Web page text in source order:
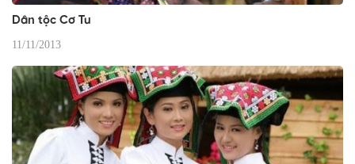
Dân tộc Cơ Tu
11/11/2013